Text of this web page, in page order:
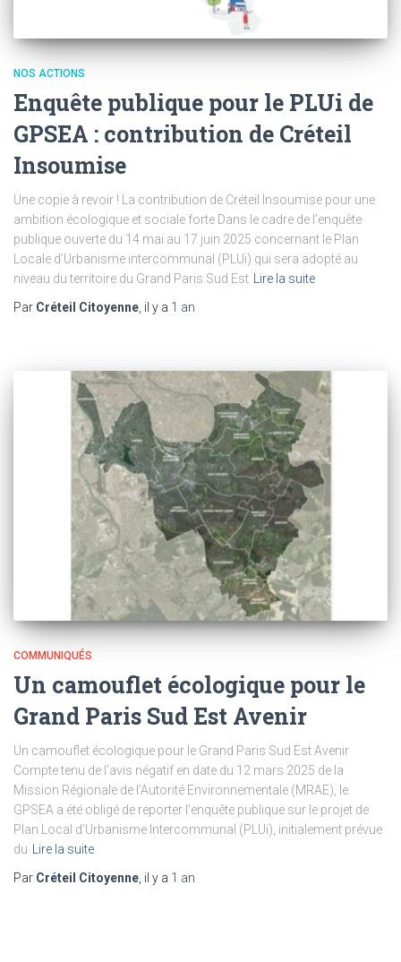
NOS ACTIONS
Enquête publique pour le PLUi de
GPSEA : contribution de Créteil
Insoumise
Une copie à revoir ! La contribution de Créteil Insoumise pour une
ambition écologique et sociale forte Dans le cadre de l’enquête
publique ouverte du 14 mai au 17 juin 2025 concernant le Plan
Locale d’Urbanisme intercommunal (PLUi) qui sera adopté au
niveau du territoire du Grand Paris Sud Est Lire la suite
Par Créteil Citoyenne, il y a 1 an
COMMUNIQUÉS
Un camouflet écologique pour le
Grand Paris Sud Est Avenir
Un camouflet écologique pour le Grand Paris Sud Est Avenir
Compte tenu de l’avis négatif en date du 12 mars 2025 de la
Mission Régionale de l’Autorité Environnementale (MRAE), le
GPSEA a été obligé de reporter l’enquête publique sur le projet de
Plan Local d’Urbanisme Intercommunal (PLUi), initialement prévue
du
Lire la suite
Par Créteil Citoyenne , il y a 1 an